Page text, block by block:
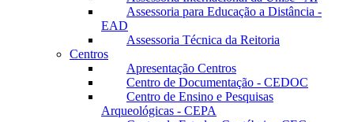
Assessoria para Educação a Distância -
EAD
Assessoria Técnica da Reitoria
Centros
Apresentação Centros
Centro de Documentação - CEDOC
Centro de Ensino e Pesquisas
Arqueológicas - CEPA